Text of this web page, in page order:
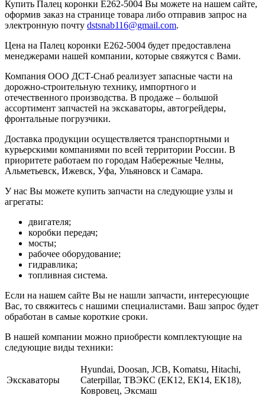
Купить Палец коронки Е262-5004 Вы можете на нашем сайте,
оформив заказ на странице товара либо отправив запрос на
электронную почту dstsnab116@gmail.com.
Цена на Палец коронки Е262-5004 будет предоставлена
менеджерами нашей компании, которые свяжутся с Вами.
Компания ООО ДСТ-Снаб реализует запасные части на
дорожно-строительную технику, импортного и
отечественного производства. В продаже – большой
ассортимент запчастей на экскаваторы, автогрейдеры,
фронтальные погрузчики.
Доставка продукции осуществляется транспортными и
курьерскими компаниями по всей территории России. В
приоритете работаем по городам Набережные Челны,
Альметьевск, Ижевск, Уфа, Ульяновск и Самара.
У нас Вы можете купить запчасти на следующие узлы и
агрегаты:
двигателя;
коробки передач;
мосты;
рабочее оборудование;
гидравлика;
топливная система.
Если на нашем сайте Вы не нашли запчасти, интересующие
Вас, то свяжитесь с нашими специалистами. Ваш запрос будет
обработан в самые короткие сроки.
В нашей компании можно приобрести комплектующие на
следующие виды техники:
Экскаваторы
Hyundai, Doosan, JCB, Komatsu, Hitachi,
Caterpillar, ТВЭКС (ЕК12, ЕК14, ЕК18),
Ковровец, Эксмаш